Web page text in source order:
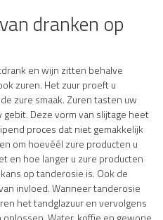
dranken op
en wijn zitten behalve
zuren. Het zuur proeft u
zure smaak. Zuren tasten uw
Deze vorm van slijtage heet
proces dat niet gemakkelijk
om hoevéél zure producten u
en hoe langer u zure producten
op tanderosie is. Ook de
invloed. Wanneer tanderosie
het tandglazuur en vervolgens